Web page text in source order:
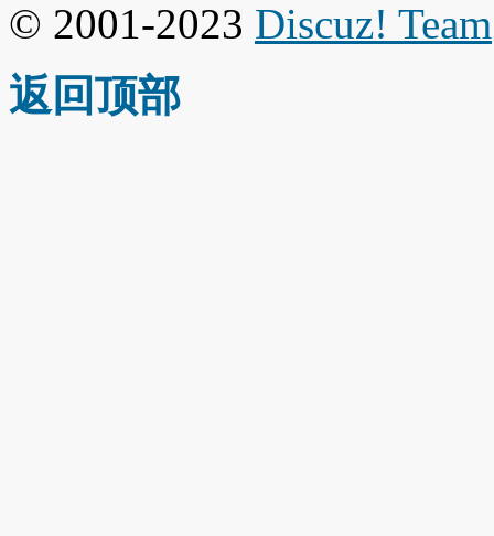
© 2001-2023 Discuz! Team
返回顶部